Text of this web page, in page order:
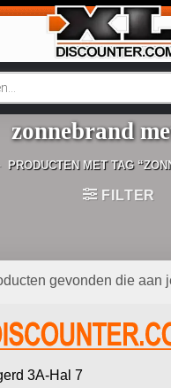
zonnebrand
PRODUCTEN MET TAG
FILTER
gevonden die aan
3A-Hal 7